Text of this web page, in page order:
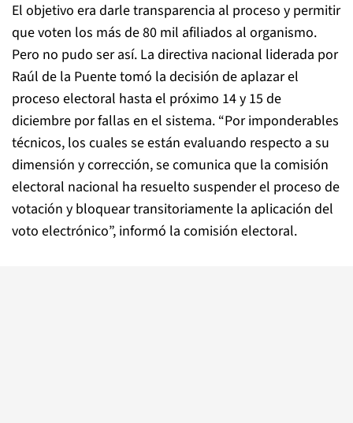
El objetivo era darle transparencia al proceso y permitir
que voten los más de 80 mil afiliados al organismo.
Pero no pudo ser así. La directiva nacional liderada por
Raúl de la Puente tomó la decisión de aplazar el
proceso electoral hasta el próximo 14 y 15 de
diciembre por fallas en el sistema. “Por imponderables
técnicos, los cuales se están evaluando respecto a su
dimensión y corrección, se comunica que la comisión
electoral nacional ha resuelto suspender el proceso de
votación y bloquear transitoriamente la aplicación del
voto electrónico”, informó la comisión electoral.